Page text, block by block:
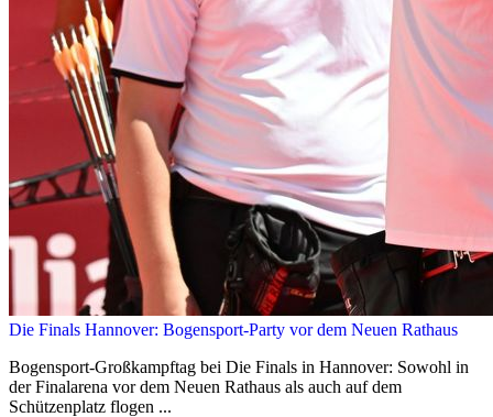
Die Finals Hannover: Bogensport-Party vor dem Neuen Rathaus
Bogensport-Großkampftag bei Die Finals in Hannover: Sowohl in
der Finalarena vor dem Neuen Rathaus als auch auf dem
Schützenplatz flogen ...